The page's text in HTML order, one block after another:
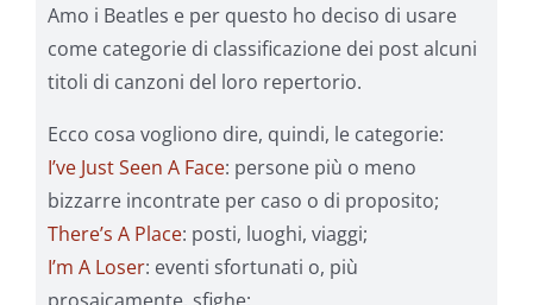
Amo i Beatles e per questo ho deciso di usare
come categorie di classificazione dei post alcuni
titoli di canzoni del loro repertorio.
Ecco cosa vogliono dire, quindi, le categorie:
I’ve Just Seen A Face: persone più o meno
bizzarre incontrate per caso o di proposito;
There’s A Place: posti, luoghi, viaggi;
I’m A Loser: eventi sfortunati o, più